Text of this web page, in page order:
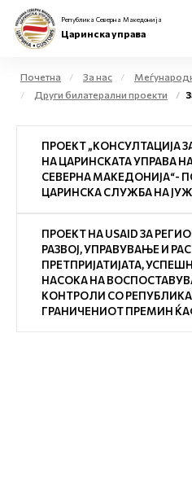
Физички лица
Бизнис заедница
Е-Царина
Медиа центар
Република Северна Македонија
Царинска управа
Почетна За нас
Други билатерални проекти
ПРОЕКТ „КОНСУЛТАЦИЈА
НА ЦАРИНСКАТА УПРАВА
СЕВЕРНА МАКЕДОНИЈА“-
ЦАРИНСКА СЛУЖБА НА
ПРОЕКТ НА USAID ЗА
РАЗВОЈ, УПРАВУВАЊЕ И
ПРЕТПРИЈАТИЈАТА,
НАСОКА НА
КОНТРОЛИ СО РЕПУБЛИКА
ГРАНИЧЕНИОТ ПРЕМИН